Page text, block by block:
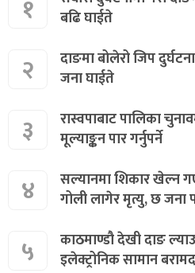
१
बढि घाईते
२
दाङमा बोलेरो जिप
जना घाईते
३
रास्वपाबाट पालिका
मूल्याङ्कन पार गर्नुपर्ने
४
सल्यानमा शिकार खेल्न
गोली लागेर मृत्यु, छ जना
५
काठमाण्डौ देखी दाङ
इलेक्ट्रोनिक सामान बरामद